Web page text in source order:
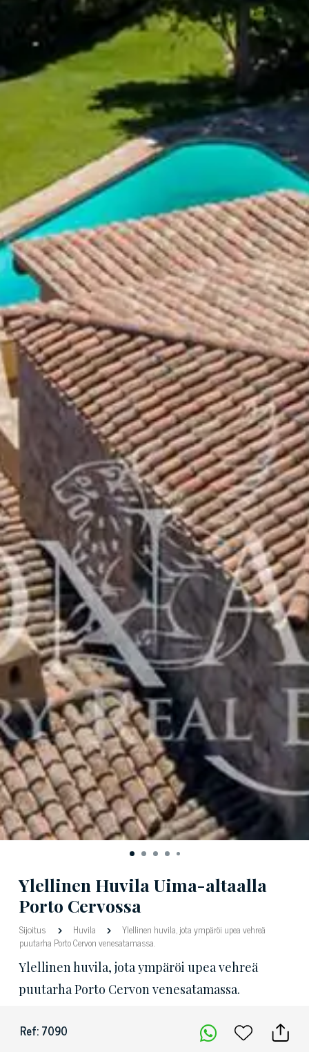
Ylellinen Huvila Uima-altaalla
Porto Cervossa
Sijoitus Huvila
Ylellinen huvila, jota ympäröi upea vehreä
puutarha Porto Cervon venesatamassa.
Ylellinen huvila, jota ympäröi upea vehreä
puutarha Porto Cervon venesatamassa.
Ref: 7090